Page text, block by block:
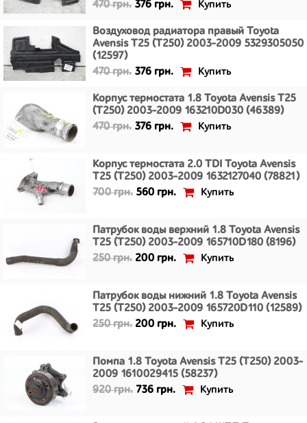
470 грн. 376 грн. Купить
Воздуховод радиатора правый Toyota
Avensis T25 (T250) 2003-2009 5329305050
(12597)
470 грн. 376 грн. Купить
Корпус термостата 1.8 Toyota Avensis T25
(T250) 2003-2009 163210D030 (46389)
470 грн. 376 грн. Купить
Корпус термостата 2.0 TDI Toyota Avensis
T25 (T250) 2003-2009 1632127040 (78821)
700 грн. 560 грн. Купить
Патрубок воды верхний 1.8 Toyota Avensis
T25 (T250) 2003-2009 165710D180 (8196)
250 грн. 200 грн. Купить
Патрубок воды нижний 1.8 Toyota Avensis
T25 (T250) 2003-2009 165720D110 (12589)
250 грн. 200 грн. Купить
Помпа 1.8 Toyota Avensis T25 (T250) 2003-
2009 1610029415 (58237)
920 грн. 736 грн. Купить